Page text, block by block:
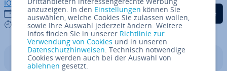
IONOS Redaktion
15.10.2025
7 mins
Auf Facebook teilen
Auf Twitter teilen
Auf LinkedIn
In­halts­ver­zeich­nis
anzuzeigen. In den Einstellungen können Sie
auswählen, welche Cookies Sie zulassen wollen,
sowie Ihre Auswahl jederzeit ändern. Weitere
Infos finden Sie in unserer Richtlinie zur
Verwendung von Cookies und in unseren
Datenschutzhinweisen. Technisch notwendige
Cookies werden auch bei der Auswahl von
ablehnen gesetzt.